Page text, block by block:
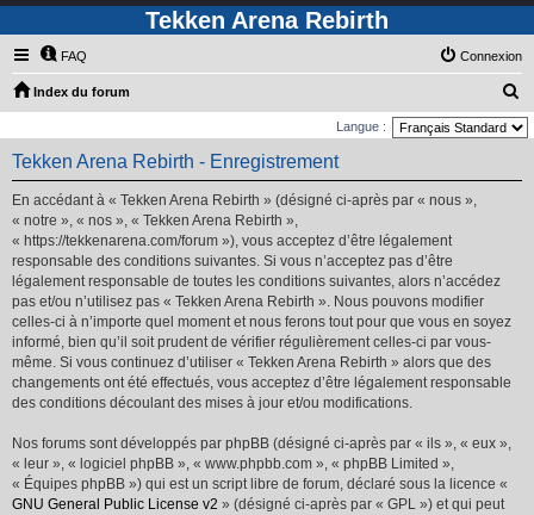
Tekken Arena Rebirth
FAQ Connexion
Index du forum
e
Langue :
Tekken Arena Rebirth - Enregistrement
En accédant à « Tekken Arena Rebirth » (désigné ci-après par « nous »,
« notre », « nos », « Tekken Arena Rebirth »,
« https://tekkenarena.com/forum »), vous acceptez d’être légalement
responsable des conditions suivantes. Si vous n’acceptez pas d’être
légalement responsable de toutes les conditions suivantes, alors n’accédez
pas et/ou n’utilisez pas « Tekken Arena Rebirth ». Nous pouvons modifier
celles-ci à n’importe quel moment et nous ferons tout pour que vous en soyez
informé, bien qu’il soit prudent de vérifier régulièrement celles-ci par vous-
même. Si vous continuez d’utiliser « Tekken Arena Rebirth » alors que des
changements ont été effectués, vous acceptez d’être légalement responsable
des conditions découlant des mises à jour et/ou modifications.
Nos forums sont développés par phpBB (désigné ci-après par « ils », « eux »,
« leur », « logiciel phpBB », « www.phpbb.com », « phpBB Limited »,
« Équipes phpBB ») qui est un script libre de forum, déclaré sous la licence «
GNU General Public License v2 » (désigné ci-après par « GPL ») et qui peut